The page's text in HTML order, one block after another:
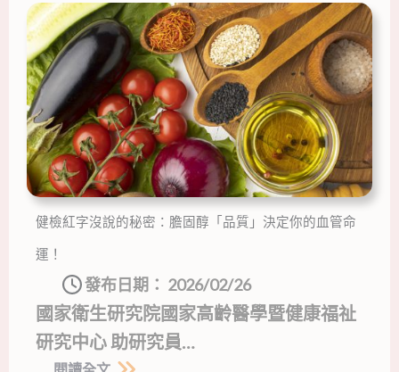
健檢紅字沒說的秘密：膽固醇「品質」決定你的血管命
運！
發布日期： 2026/02/26
國家衛生研究院國家高齡醫學暨健康福祉
研究中心 助研究員…
面 面 面
面